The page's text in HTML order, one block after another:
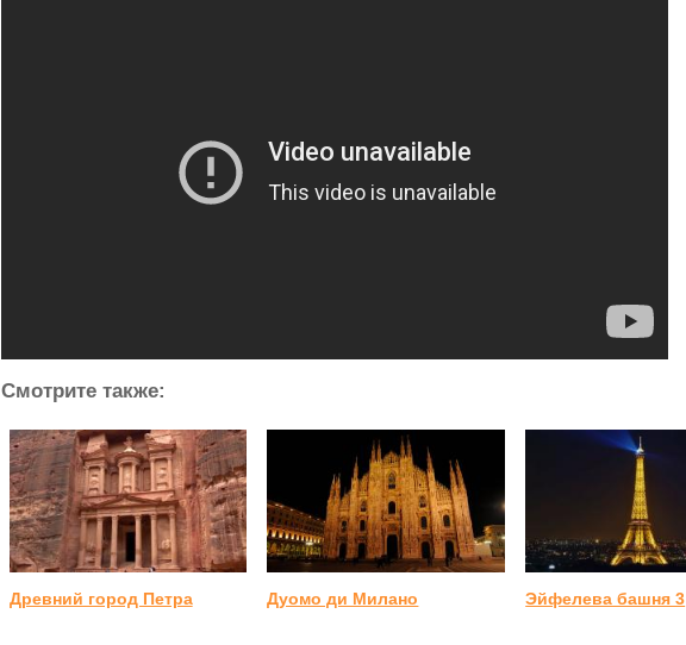
Смотрите также:
Древний город Петра Дуомо ди Милано Эйфелева башня 3